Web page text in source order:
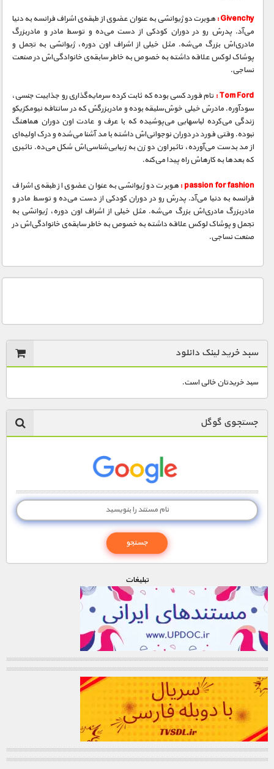
Givenchy : هوبرت دو ژیوانشی به عنوان عضوی از طبقه‌ی اشراف فرانسه به دنیا
می‌آد. پدرش رو در دوران کودکی از دست می‌ده و توسط مادر و مادربزرگ
مادری‌اش بزرگ می‌شه. مثل خیلی از اشراف اون دوره، ژیوانشی به تجمل و
پوشاک لوکس علاقه داشته به خصوص به خاطر سابقه‌ی خانوادگی‌اش در صنعت
نساجی.
Tom Ford : تام فورد کسی بوده که ثابت کرده سرمایه‌گذاری رو جذابیت جنسی،
سودآوره. مادرش خیلی خوش‌سلیقه بوده و مادربزرگش که در سانتافه نیومکزیکو
زندگی می‌کرده لباسهایی می‌پوشیده که با عرف و عادت اون دوران هماهنگ
نبوده. وقتی فورد در دوران نوجوانی‌اش داشته با مد آشنا می‌شده و درک اولیه‌ای
از مد بدست می‌آورده، تاثیر اون دو زن به زیبایی‌شناسی‌اش شکل می‌ده. تاثیری
که بعدها به کارهاش راه پیدا می‌کنه.
passion for fashion : هوبرت دو ژیوانشی به عنوان عضوی از طبقه‌ی اشراف
فرانسه به دنیا می‌آد. پدرش رو در دوران کودکی از دست می‌ده و توسط مادر و
مادربزرگ مادری‌اش بزرگ می‌شه. مثل خیلی از اشراف اون دوره، ژیوانشی به
تجمل و پوشاک لوکس علاقه داشته به خصوص به خاطر سابقه‌ی خانوادگی‌اش در
صنعت نساجی.
سبد خرید لینک دانلود
سبد خریدتان خالی است.
جستجوی گوگل
تبليغات